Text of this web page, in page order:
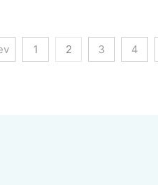
1 2 3 4